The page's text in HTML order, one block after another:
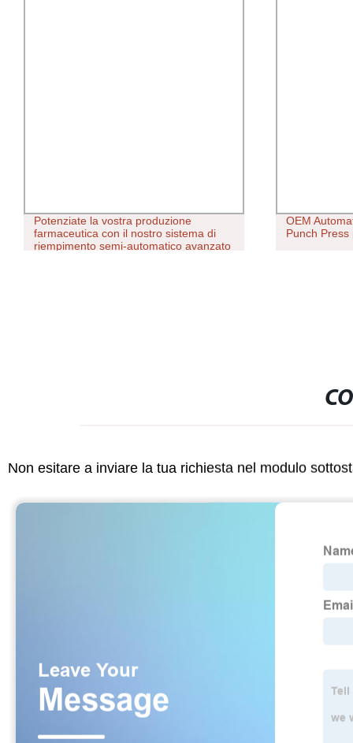
OEM Automation Technology Custom
Punch Press pill Auto Panel Die
Box da
Non esitare a inviare la tua richiesta nel modulo